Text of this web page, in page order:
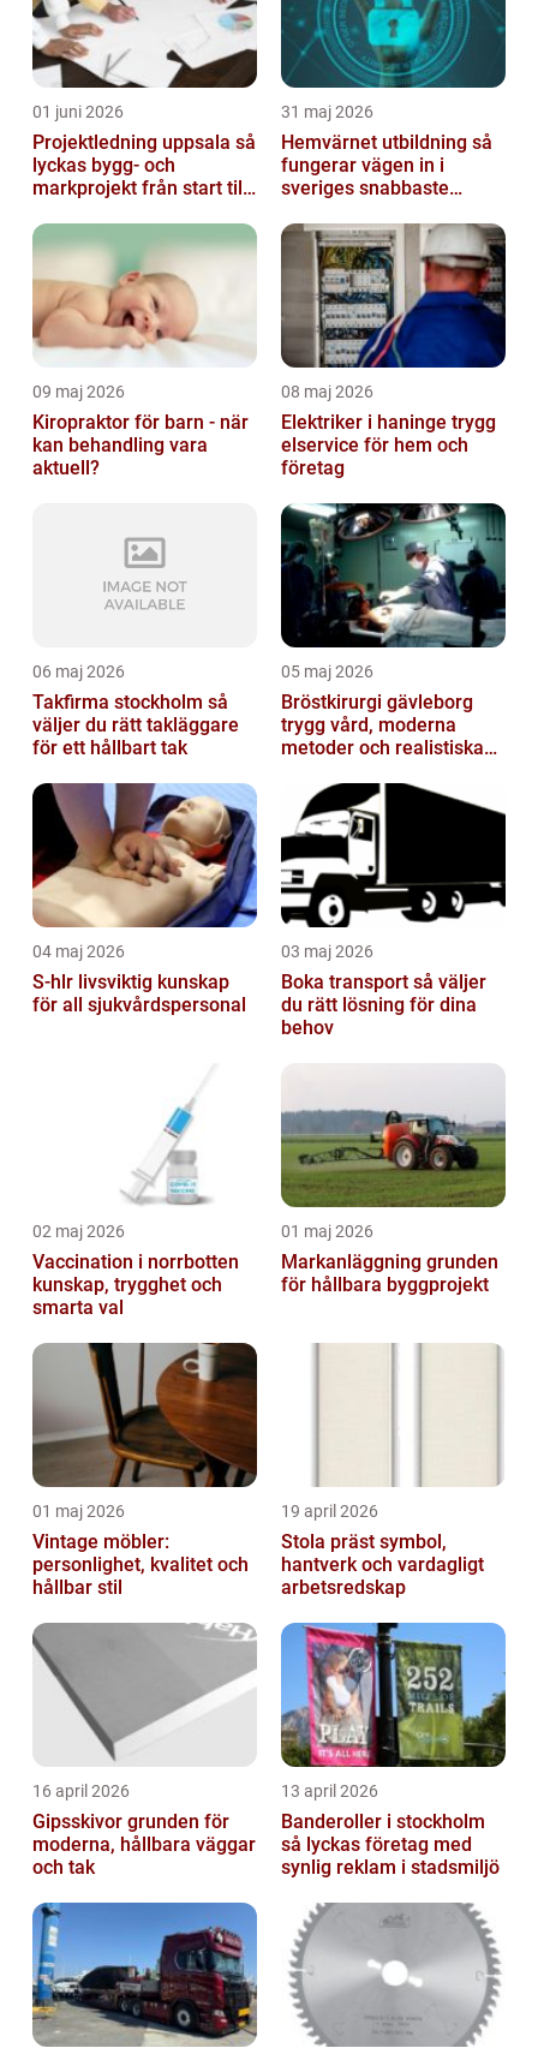
01 juni 2026
Projektledning uppsala så
lyckas bygg- och
markprojekt från start till
31 maj 2026
Hemvärnet utbildning så
fungerar vägen in i
sveriges snabbaste
09 maj 2026
Kiropraktor för barn - när
kan behandling vara
aktuell?
08 maj 2026
Elektriker i haninge trygg
elservice för hem och
företag
06 maj 2026
Takfirma stockholm så
väljer du rätt takläggare
för ett hållbart tak
05 maj 2026
Bröstkirurgi gävleborg
trygg vård, moderna
metoder och realistiska
04 maj 2026
S-hlr livsviktig kunskap
för all sjukvårdspersonal
03 maj 2026
Boka transport så väljer
du rätt lösning för dina
behov
02 maj 2026
Vaccination i norrbotten
kunskap, trygghet och
smarta val
01 maj 2026
Markanläggning grunden
för hållbara byggprojekt
01 maj 2026
Vintage möbler:
personlighet, kvalitet och
hållbar stil
19 april 2026
Stola präst symbol,
hantverk och vardagligt
arbetsredskap
16 april 2026
Gipsskivor grunden för
moderna, hållbara väggar
och tak
13 april 2026
Banderoller i stockholm
så lyckas företag med
synlig reklam i stadsmiljö